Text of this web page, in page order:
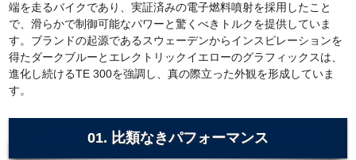
端を走るバイクであり、実証済みの電子燃料噴射を採用したこと
で、滑らかで制御可能なパワーと驚くべきトルクを提供していま
す。ブランドの起源であるスウェーデンからインスピレーションを
得たダークブルーとエレクトリックイエローのグラフィックスは、
進化し続けるTE 300を強調し、真の際立った外観を形成していま
す。
01. 比類なきパフォーマンス